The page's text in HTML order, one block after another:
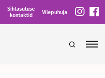
Sihtasutuse
kontaktid
Vilepuhuja